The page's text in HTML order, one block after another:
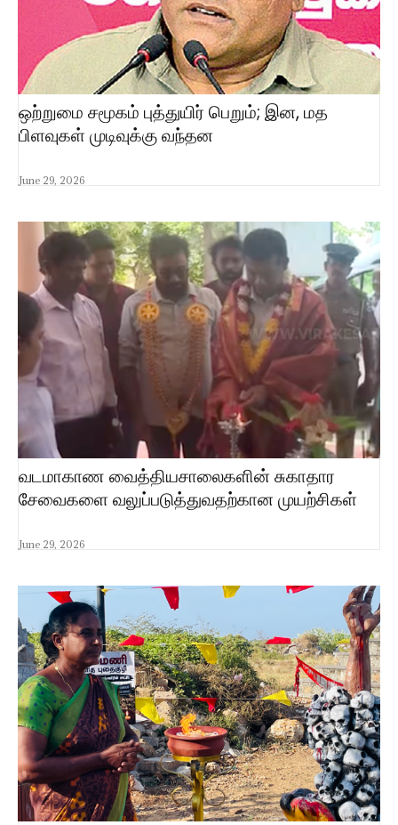
ஒற்றுமை சமூகம் புத்துயிர் பெறும்; இன, மத
பிளவுகள் முடிவுக்கு வந்தன
June 29, 2026
வடமாகாண வைத்தியசாலைகளின் சுகாதார
சேவைகளை வலுப்படுத்துவதற்கான முயற்சிகள்
June 29, 2026